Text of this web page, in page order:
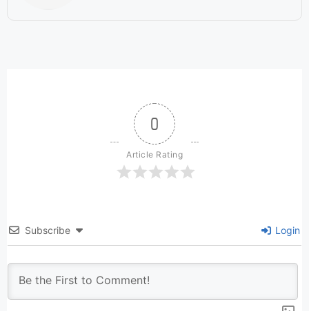
0
Article Rating
Subscribe Login